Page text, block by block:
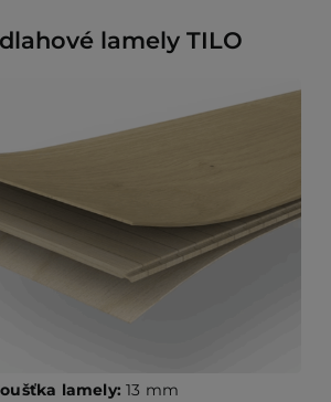
lamely TILO
lamely: 13 mm